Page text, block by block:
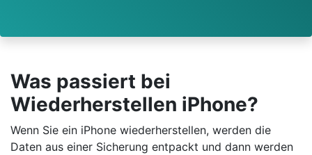
Was passiert bei
Wiederherstellen iPhone?
Wenn Sie ein iPhone wiederherstellen, werden die
Daten aus einer Sicherung entpackt und dann werden